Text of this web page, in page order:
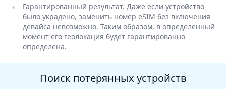
Гарантированный результат. Даже если устройство
было украдено, заменить номер eSIM без включения
девайса невозможно. Таким образом, в определенный
момент его геолокация будет гарантированно
определена.
Поиск потерянных устройств